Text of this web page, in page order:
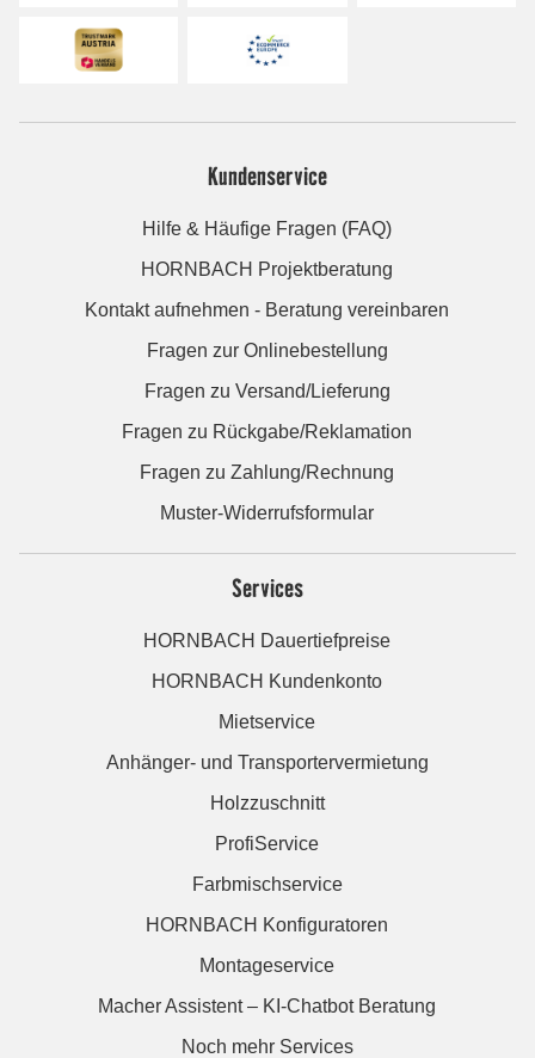
Kundenservice
Hilfe & Häufige Fragen (FAQ)
HORNBACH Projektberatung
Kontakt aufnehmen - Beratung vereinbaren
Fragen zur Onlinebestellung
Fragen zu Versand/Lieferung
Fragen zu Rückgabe/Reklamation
Fragen zu Zahlung/Rechnung
Muster-Widerrufsformular
Services
HORNBACH Dauertiefpreise
HORNBACH Kundenkonto
Mietservice
Anhänger- und Transportervermietung
Holzzuschnitt
ProfiService
Farbmischservice
HORNBACH Konfiguratoren
Montageservice
Macher Assistent – KI-Chatbot Beratung
Noch mehr Services